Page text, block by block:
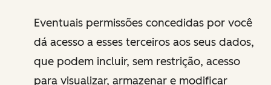
Eventuais permissões concedidas por você
dá acesso a esses terceiros aos seus dados,
que podem incluir, sem restrição, acesso
para visualizar, armazenar e modificar